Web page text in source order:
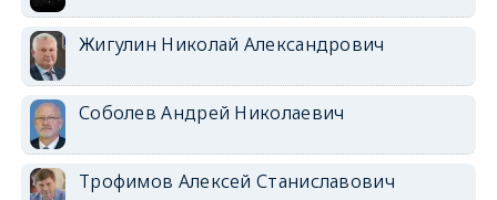
Жигулин Николай Александрович
Соболев Андрей Николаевич
Трофимов Алексей Станиславович